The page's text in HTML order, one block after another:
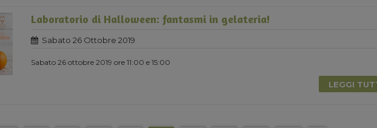
Laboratorio di Halloween: fantasmi in gelateria!
Sabato 26 Ottobre 2019
Sabato 26 ottobre 2019 ore 11:00 e 15:00
LEGGI